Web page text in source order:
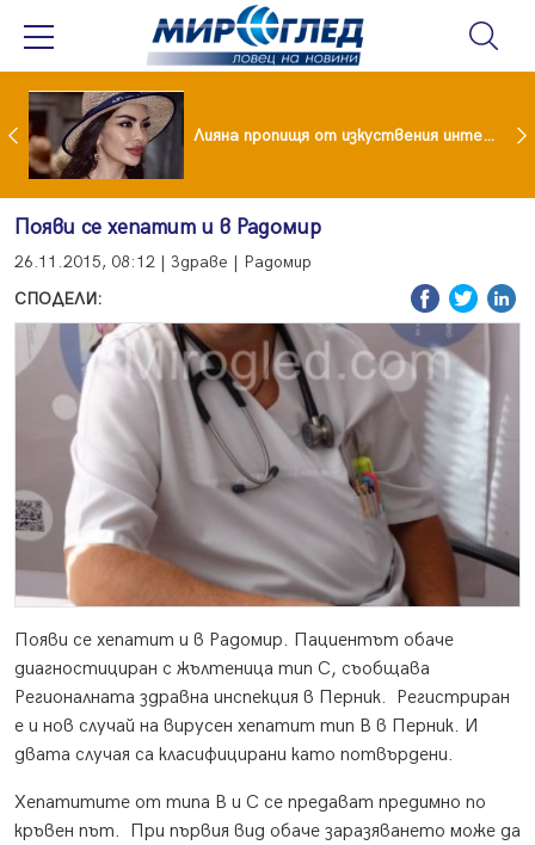
Популярен риалити герой заряза жена си заради друга Лияна пропищя от изкуствения интелект
Появи се хепатит и в Радомир
26.11.2015, 08:12 | Здраве | Радомир
СПОДЕЛИ:
Появи се хепатит и в Радомир. Пациентът обаче
диагностициран с жълтеница тип С, съобщава
Регионалната здравна инспекция в Перник. Регистриран
е и нов случай на вирусен хепатит тип В в Перник. И
двата случая са класифицирани като потвърдени.
Хепатитите от типа В и С се предават предимно по
кръвен път. При първия вид обаче заразяването може да